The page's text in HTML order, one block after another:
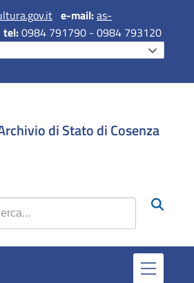
e-mail:as-
tel:0984 791790 - 0984 793120
di Stato di Cosenza
nel sito